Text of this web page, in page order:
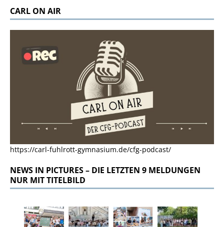
CARL ON AIR
https://carl-fuhlrott-gymnasium.de/cfg-podcast/
NEWS IN PICTURES – DIE LETZTEN 9 MELDUNGEN
NUR MIT TITELBILD